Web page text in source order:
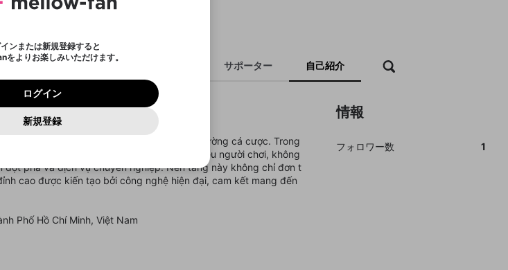
すべて削除しますか？
はい
リスト フォロー サポーター 自己紹介
đã định hình lại hoàn toàn cục diện thị trường cá cược. Trong
vị thế và chiếm lĩnh niềm tin của hàng triệu người chơi, không
phá và dịch vụ chuyên nghiệp. Nền tảng này không chỉ đơn t
cao được kiến tạo bởi công nghệ hiện đại, cam kết mang đến
Phố Hồ Chí Minh, Việt Nam
情報
フォロワー数 1
ストに追加しますか？
OK
の公開は終了しました
OK
ァンレターを作成
ストを選択
選択
レイリストがありません
閉じる
るには変更後の内容をご確認いただ
を確認しました。
確認しました
Google
Yahoo! JAPAN
でサインアップ
約・プライバシーポリシー・外部サービ
同意事項に同意頂いた上で、次にお進み
アカウント作成
Google
Yahoo! JAPAN
Appleでサインイン
約・プライバシーポリシー・外部サービ
同意事項に同意頂いた上で、次にお進み
ログイン
た方はこちら
持ちですか？アカウントを作成する
ンまたは新規登録すると
よりお楽しみいただけます。
ログイン
新規登録
ドレスを入力し、送信してください。
再設定する
ド再設定用URLを記載
OK
報はサービスの向上を目的として
利用いただくには、生年月の登録が
登録
あとで登録
ドメイン）が受信拒否設定に含まれて
ださい。
入力
有効期限が切れたた
プレミアム会員に入会
商法
ては、利用規約に違反しているかどうか
す。この機能をむやみに使用すること
ります。
送信
アカウントをお持ちでない方
ウントを作成
するコミュニティーサービスで、mellow-
せん。Discordに関してのお問い合わせには
ません。Discordの仕様変更により、限定コ
が終了する可能性がありますが、その際の補
携に関する同意事項